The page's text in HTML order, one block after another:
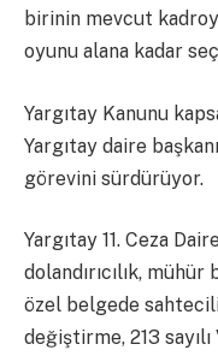
birinin mevcut
oyunu alana kadar
Yargıtay Kanunu
Yargıtay daire
görevini sürdürüyor.
Yargıtay 11. Ceza
dolandırıcılık,
özel belgede
değiştirme, 213